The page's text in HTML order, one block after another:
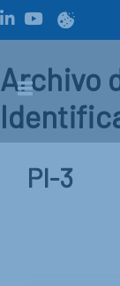
Archivo
PI-3